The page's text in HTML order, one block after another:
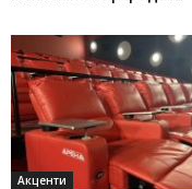
Акценти